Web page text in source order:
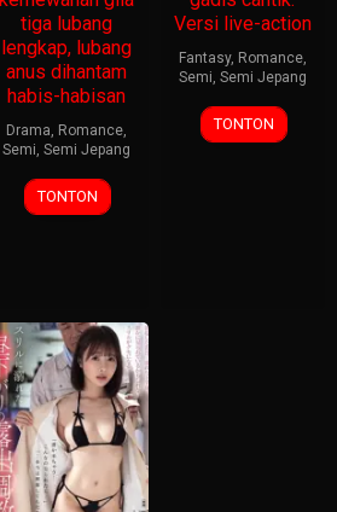
tiga lubang
lengkap, lubang
anus dihantam
habis-habisan
Drama, Romance,
Semi, Semi Jepang
TONTON
Versi live-action
Fantasy, Romance,
Semi, Semi Jepang
TONTON